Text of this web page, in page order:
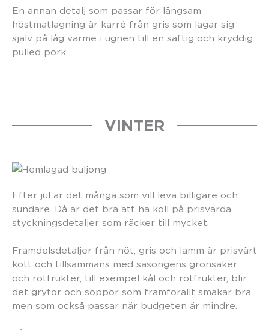
En annan detalj som passar för långsam
höstmatlagning är karré från gris som lagar sig
själv på låg värme i ugnen till en saftig och kryddig
pulled pork.
VINTER
Efter jul är det många som vill leva billigare och
sundare. Då är det bra att ha koll på prisvärda
styckningsdetaljer som räcker till mycket.
Framdelsdetaljer från nöt, gris och lamm är prisvärt
kött och tillsammans med säsongens grönsaker
och rotfrukter, till exempel kål och rotfrukter, blir
det grytor och soppor som framförallt smakar bra
men som också passar när budgeten är mindre.